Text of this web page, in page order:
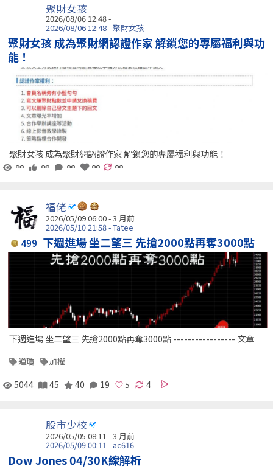
聚財女孩
2026/08/06 12:48 -
2026/08/06 12:48 - 聚財女孩
聚財女孩 成為聚財網認證作家 解鎖您的專屬福利與功
能！
聚財女孩 成為聚財網認證作家 解鎖您的專屬福利與功能！
∞
∞ ∞ ∞ ∞
福佬
2026/05/09 06:00 - 3 月前
2026/05/10 21:58 - Tatee
499 下週進場 坐二望三 先搶2000點再奪3000點
下週進場 坐二望三 先搶2000點再奪3000點 ----------------- 文章
道瓊 加權
5044 45 40 19 4
股市少校
2026/05/05 08:11 - 3 月前
2026/05/09 00:11 - ac616
Dow Jones 04/30K線解析